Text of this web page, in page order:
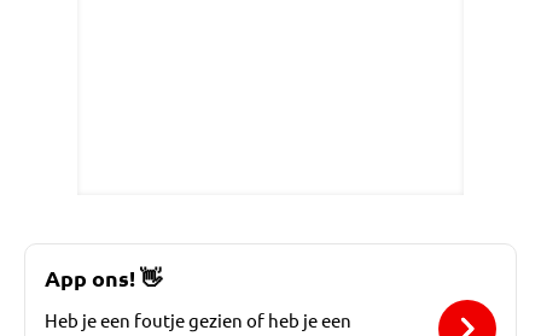
App ons! 👋
Heb je een foutje gezien of heb je een